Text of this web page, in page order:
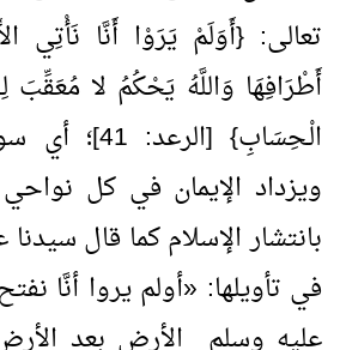
تعالى: {أَوَلَمْ يَرَوْا أَنَّا نَأْتِي
أَطْرَافِهَا وَاللَّهُ يَحْكُمُ لا
الْـحِسَابِ}
ويزداد الإيمان في كل
بانتشار الإسلام كما قال
في تأويلها: «أولم يروا أنَّا
عليه وسلم الأرض بعد